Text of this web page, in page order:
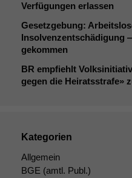
Verfügungen erlassen
Gesetzgebung:
Insolvenzentschädigung
gekommen
BR empfiehlt
gegen die Heiratsstrafe»
Kategorien
Allgemein
BGE (amtl. Publ.)